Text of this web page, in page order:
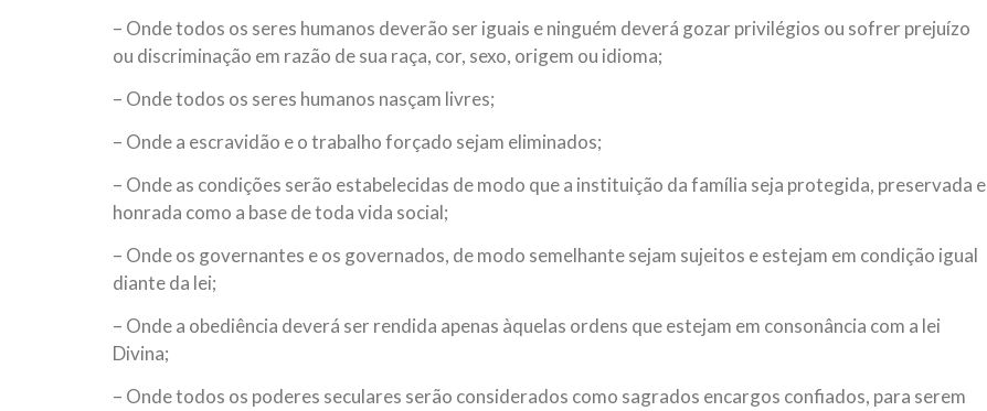
– Onde todos os seres humanos deverão ser iguais e ninguém deverá gozar privilégios ou sofrer prejuízo
ou discriminação em razão de sua raça, cor, sexo, origem ou idioma;
– Onde todos os seres humanos nasçam livres;
– Onde a escravidão e o trabalho forçado sejam eliminados;
– Onde as condições serão estabelecidas de modo que a instituição da família seja protegida, preservada e
honrada como a base de toda vida social;
– Onde os governantes e os governados, de modo semelhante sejam sujeitos e estejam em condição igual
diante da lei;
– Onde a obediência deverá ser rendida apenas àquelas ordens que estejam em consonância com a lei
Divina;
– Onde todos os poderes seculares serão considerados como sagrados encargos confiados, para serem